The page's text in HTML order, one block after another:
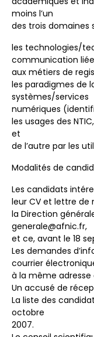
moins l’un
des trois domaines
les technologies/
communication
aux métiers de
les paradigmes de
systèmes/services
numériques
les usages des
et
de l’autre par les
Modalités de
Les candidats
leur CV et lettre de
la Direction
generale@afnic.fr,
et ce, avant le 18
Les demandes
courrier
à la même adresse
Un accusé de
La liste des
octobre
2007.